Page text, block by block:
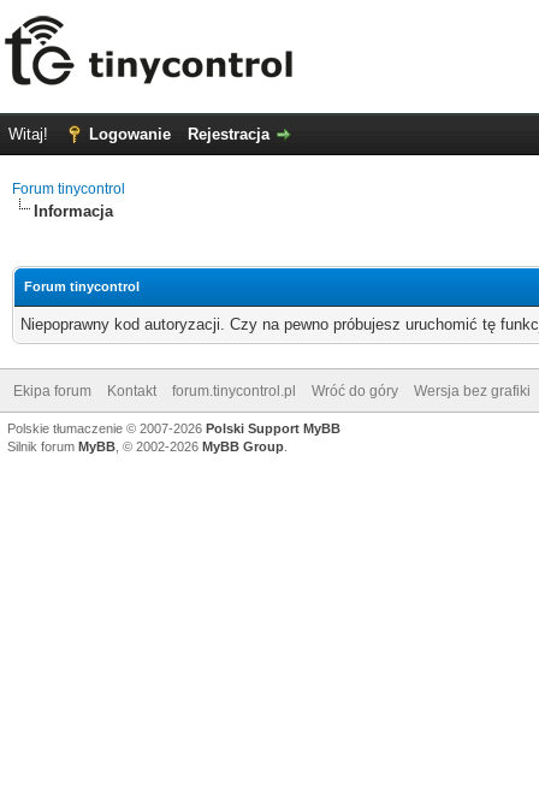
Witaj! Logowanie Rejestracja
Forum tinycontrol
Informacja
Forum tinycontrol
Niepoprawny kod autoryzacji. Czy na pewno próbujesz uruchomić tę
Ekipa forum Kontakt forum.tinycontrol.pl Wróć do góry Wersja bez grafiki
Polskie tłumaczenie © 2007-2026 Polski Support MyBB
Silnik forum MyBB , © 2002-2026 MyBB Group